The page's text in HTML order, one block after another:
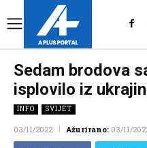
Sedam brodova
isplovilo iz
INFO SVIJET
03/11/2022 Ažurirano: 03/11/